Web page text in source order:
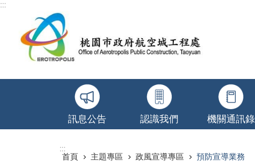
跳到主要內容區塊
:::
訊息公告 認識我們 機關通訊錄
:::
首頁
主題專區 政風宣導專區 預防宣導業務